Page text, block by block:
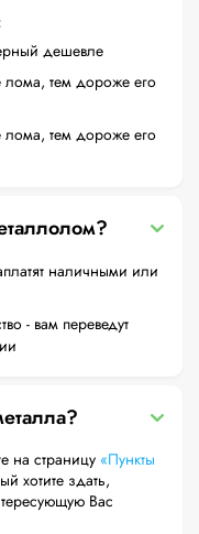
дешевле
лома, тем дороже его
лома, тем дороже его
наличными или
- вам переведут
на страницу «Пункты
хотите здать,